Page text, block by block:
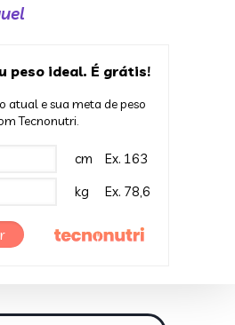
peso ideal. É grátis!
atual e sua meta de peso
Tecnonutri.
cm Ex. 163
kg Ex. 78,6